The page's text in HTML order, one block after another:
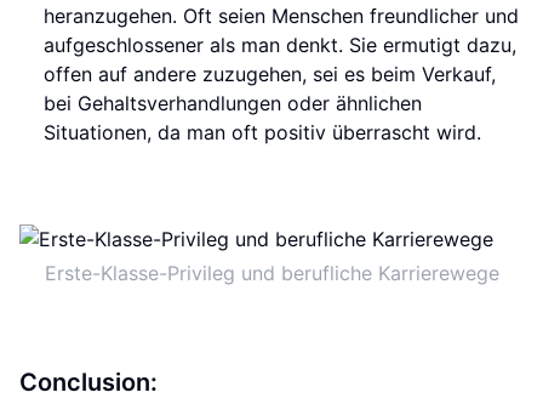
heranzugehen. Oft seien Menschen freundlicher und
aufgeschlossener als man denkt. Sie ermutigt dazu,
offen auf andere zuzugehen, sei es beim Verkauf,
bei Gehaltsverhandlungen oder ähnlichen
Situationen, da man oft positiv überrascht wird.
Erste-Klasse-Privileg und berufliche Karrierewege
Conclusion: